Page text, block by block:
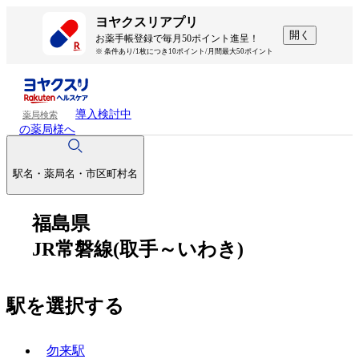
ヨヤクスリアプリ
お薬手帳登録で毎月50ポイント進呈！
※ 条件あり/1枚につき10ポイント/月間最大50ポイント
開く
薬局検索
導入検討中
の薬局様へ
駅名・薬局名・市区町村名
福島県
JR常磐線(取手～いわき)
駅を選択する
勿来駅